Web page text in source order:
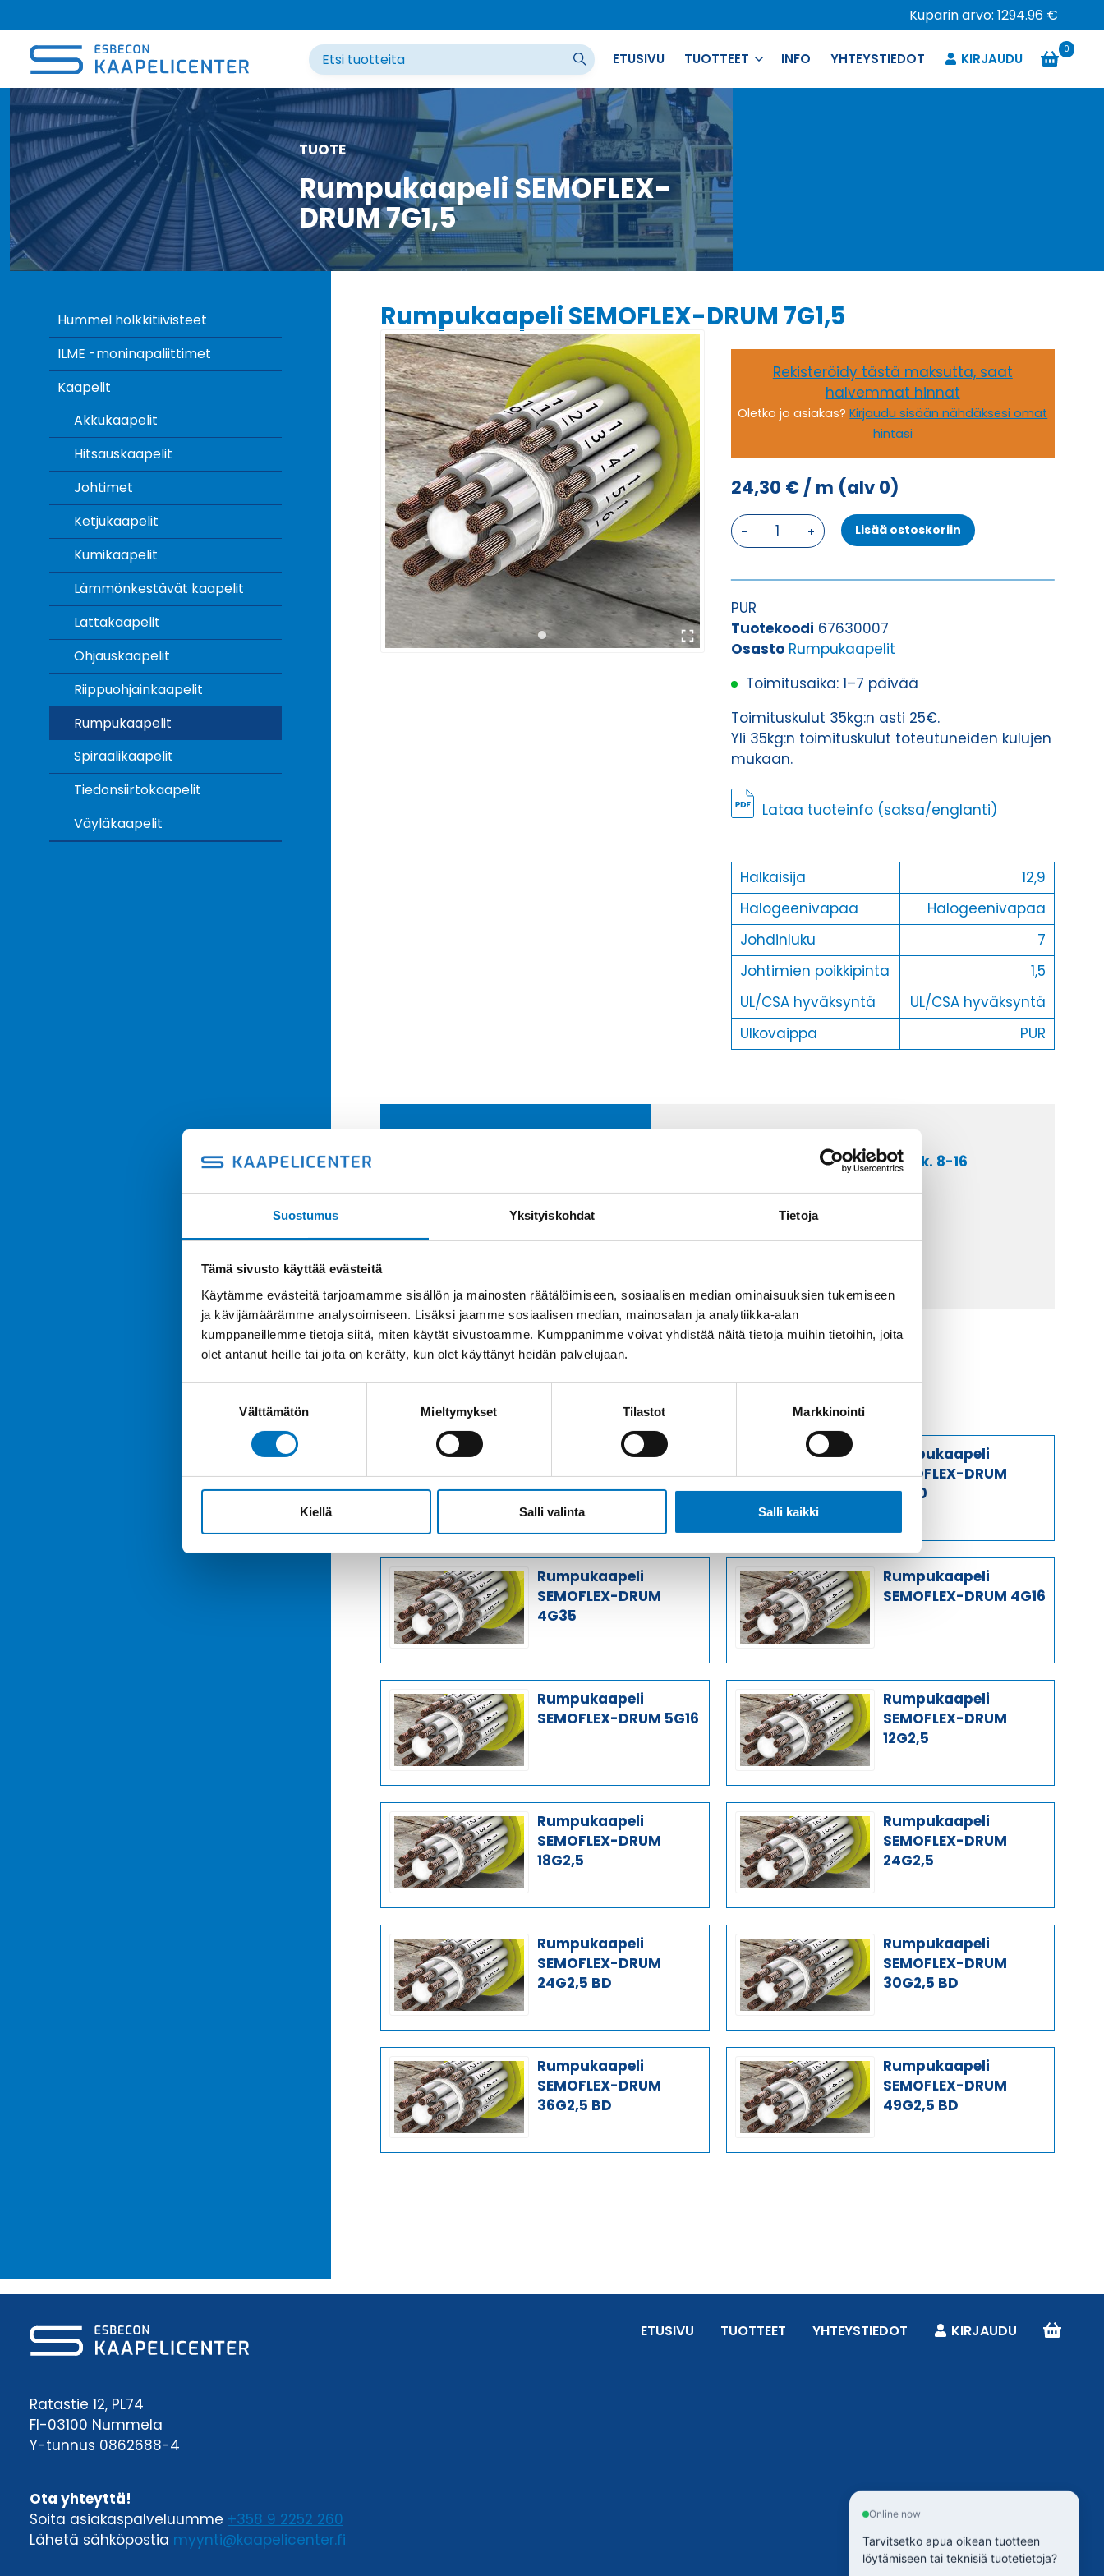
Suostumus Yksityiskohdat Tietoja
Tämä sivusto käyttää evästeitä
Käytämme evästeitä tarjoamamme sisällön ja mainosten räätälöimiseen, sosiaalisen median ominaisuuksien tukemiseen
ja kävijämäärämme analysoimiseen. Lisäksi jaamme sosiaalisen median, mainosalan ja analytiikka-alan
kumppaneillemme tietoja siitä, miten käytät sivustoamme. Kumppanimme voivat yhdistää näitä tietoja muihin tietoihin, joita
olet antanut heille tai joita on kerätty, kun olet käyttänyt heidän palvelujaan.
Välttämätön Mieltymykset Tilastot Markkinointi
Kiellä Salli valinta Salli kaikki
sisältöön
Kuparin arvo: 1294.96 €
ETUSIVU TUOTTEET INFO YHTEYSTIEDOT KIRJAUDU
0
TUOTE
Rumpukaapeli SEMOFLEX-
DRUM 7G1,5
Hummel holkkitiivisteet
ILME -moninapaliittimet
Kaapelit
Akkukaapelit
Hitsauskaapelit
Johtimet
Ketjukaapelit
Kumikaapelit
Lämmönkestävät kaapelit
Lattakaapelit
Ohjauskaapelit
Riippuohjainkaapelit
Rumpukaapelit
Spiraalikaapelit
Tiedonsiirtokaapelit
Väyläkaapelit
Rumpukaapeli SEMOFLEX-DRUM 7G1,5
Rekisteröidy tästä maksutta, saat
halvemmat hinnat
Oletko jo asiakas?Kirjaudu sisään nähdäksesi omat
hintasi
24,30 €/ m (alv 0)
Rumpukaapeli
SEMOFLEX-
7G1,5
Lisää ostoskoriin
PUR
Tuotekoodi 67630007
Osasto Rumpukaapelit
Toimitusaika: 1–7 päivää
Toimituskulut 35kg:n asti 25€.
Yli 35kg:n toimituskulut toteutuneiden kulujen
mukaan.
Lataa tuoteinfo (saksa/englanti)
Halkaisija
12,9
Halogeenivapaa
Halogeenivapaa
Johdinluku
7
Johtimien poikkipinta
1,5
UL/CSA hyväksyntä
UL/CSA hyväksyntä
Ulkovaippa
PUR
Anna meidän
auttaa.
Soita asiakaspalveluumme ark. 8-16
Saman kaapelin eri versiot
Rumpukaapeli
SEMOFLEX-DRUM
42G2,5 BD
Rumpukaapeli
SEMOFLEX-DRUM
4G6,0
Rumpukaapeli
SEMOFLEX-DRUM
4G35
Rumpukaapeli
SEMOFLEX-DRUM 4G16
Rumpukaapeli
SEMOFLEX-DRUM 5G16
Rumpukaapeli
SEMOFLEX-DRUM
12G2,5
Rumpukaapeli
SEMOFLEX-DRUM
18G2,5
Rumpukaapeli
SEMOFLEX-DRUM
24G2,5
Rumpukaapeli
SEMOFLEX-DRUM
24G2,5 BD
Rumpukaapeli
SEMOFLEX-DRUM
30G2,5 BD
Rumpukaapeli
SEMOFLEX-DRUM
36G2,5 BD
Rumpukaapeli
SEMOFLEX-DRUM
49G2,5 BD
Ratastie 12, PL74
FI-03100 Nummela
Y-tunnus 0862688-4
Ota yhteyttä!
Soita asiakaspalveluumme +358 9 2252 260
Lähetä sähköpostia myynti@kaapelicenter.fi
ETUSIVU TUOTTEET YHTEYSTIEDOT KIRJAUDU
Online now
Tarvitsetko apua oikean tuotteen
löytämiseen tai teknisiä tuotetietoja?